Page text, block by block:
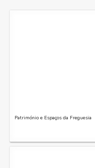
Património e Espaços da Freguesia